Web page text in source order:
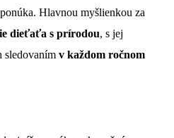
Hlavnou myšlienkou za
dieťaťa s prírodou, s jej
sledovaním v každom ročnom